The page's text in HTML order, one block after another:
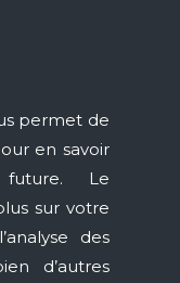
permet de
en savoir
Le
sur votre
des
d’autres